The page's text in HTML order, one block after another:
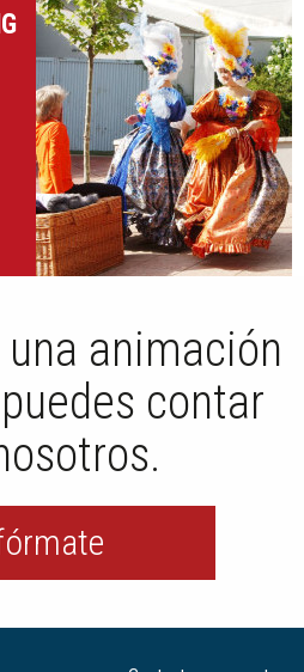
animación
contar